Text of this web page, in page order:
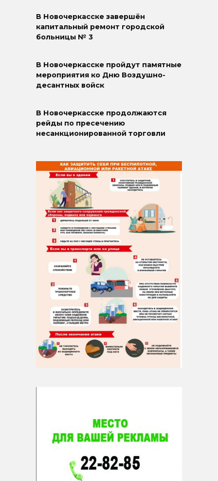
В Новочеркасске завершён
капитальный ремонт городской
больницы № 3
В Новочеркасске пройдут памятные
мероприятия ко Дню Воздушно-
десантных войск
В Новочеркасске продолжаются
рейды по пресечению
несанкционированной торговли